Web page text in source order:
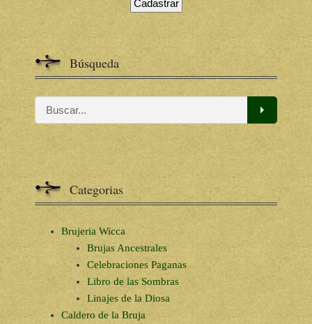
Búsqueda
Categorias
Brujeria Wicca
Brujas Ancestrales
Celebraciones Paganas
Libro de las Sombras
Linajes de la Diosa
Caldero de la Bruja